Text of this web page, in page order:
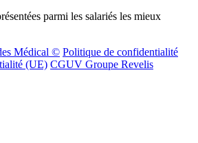
parmi les salariés les mieux
Médical © Politique de confidentialité
(UE) CGUV Groupe Revelis